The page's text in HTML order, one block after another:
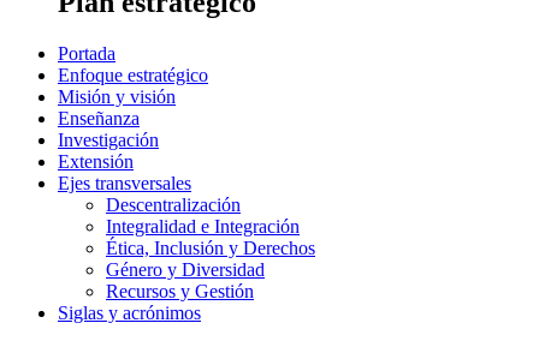
Portada
Enfoque estratégico
Misión y visión
Enseñanza
Investigación
Extensión
Ejes transversales
Descentralización
Integralidad e Integración
Ética, Inclusión y Derechos
Género y Diversidad
Recursos y Gestión
Siglas y acrónimos